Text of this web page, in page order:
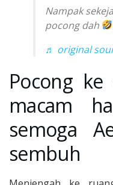
Nampak
pocong dah
♬ original
Pocong
macam
semoga
sembuh